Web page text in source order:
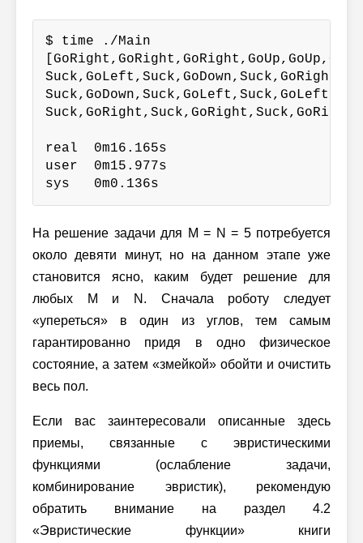
$ time ./Main
real  0m16.165s
user  0m15.977s
sys   0m0.136s
На решение задачи для M = N = 5потребуется
около девяти минут, но на данном этапе уже
становится ясно, каким будет решение для
любых M и N. Сначала роботу следует
«упереться» в один из углов, тем самым
гарантированно придя в одно физическое
состояние, а затем «змейкой» обойти и очистить
весь пол.
Если вас заинтересовали описанные здесь
приемы, связанные с эвристическими
функциями (ослабление задачи,
комбинирование эвристик), рекомендую
обратить внимание на раздел 4.2
«Эвристические функции» книги